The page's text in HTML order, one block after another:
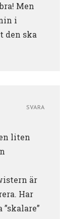
Men
i
den ska
liten
är
Har
SVARA